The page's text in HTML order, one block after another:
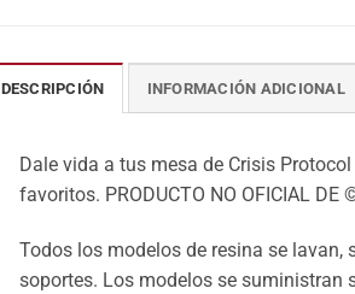
DESCRIPCIÓN INFORMACIÓN ADICIONAL
Dale vida a tus mesa de Crisis
favoritos. PRODUCTO NO OFICIAL DE
Todos los modelos de resina se
soportes. Los modelos se suministran